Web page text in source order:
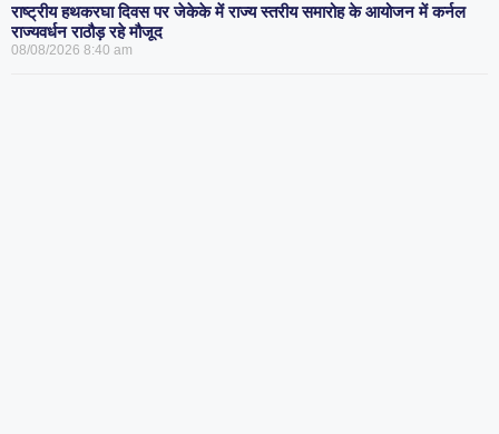
राष्ट्रीय हथकरघा दिवस पर जेकेके में राज्य स्तरीय समारोह के आयोजन में कर्नल
राज्यवर्धन राठौड़ रहे मौजूद
08/08/2026 8:40 am